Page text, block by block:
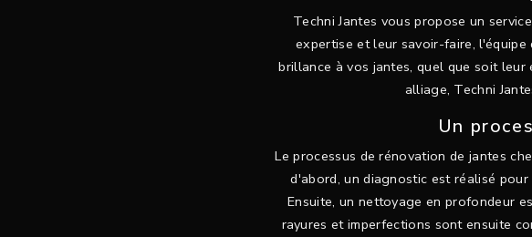
Techni Jantes vous propose un
expertise et leur savoir-faire,
brillance à vos jantes, quel que soit leur
alliage, Techni
Un
Le processus de rénovation de jantes
d'abord, un diagnostic est réalisé
Ensuite, un nettoyage en profondeur
rayures et imperfections sont ensuite